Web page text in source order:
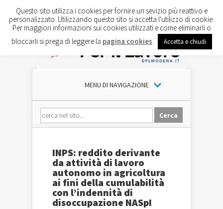
MENU DI NAVIGAZIONE
INPS: reddito derivante
da attività di lavoro
autonomo in agricoltura
ai fini della cumulabilità
con l’indennità di
disoccupazione NASpI
Questo sito utilizza i cookies per fornire un sevizio più reattivo e
personalizzato. Utilizzando questo sito si accetta l'utilizzo di cookie.
Per maggiori informazioni sui cookies utilizzati e come eliminarli o
bloccarli si prega di leggere la pagina cookies Accetta e chiudi